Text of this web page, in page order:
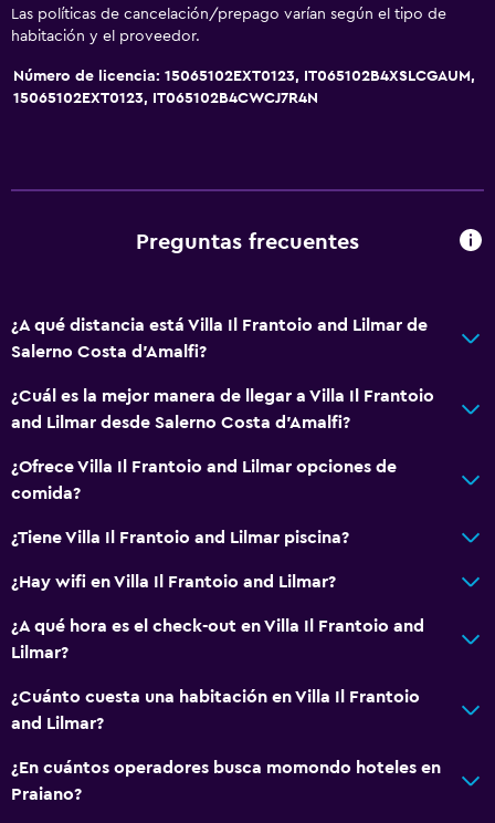
Las políticas de cancelación/prepago varían según el tipo de
habitación y el proveedor.
Número de licencia: 15065102EXT0123, IT065102B4XSLCGAUM,
15065102EXT0123, IT065102B4CWCJ7R4N
Preguntas frecuentes
¿A qué distancia está Villa Il Frantoio and Lilmar de
Salerno Costa d'Amalfi?
¿Cuál es la mejor manera de llegar a Villa Il Frantoio
and Lilmar desde Salerno Costa d'Amalfi?
¿Ofrece Villa Il Frantoio and Lilmar opciones de
comida?
¿Tiene Villa Il Frantoio and Lilmar piscina?
¿Hay wifi en Villa Il Frantoio and Lilmar?
¿A qué hora es el check-out en Villa Il Frantoio and
Lilmar?
¿Cuánto cuesta una habitación en Villa Il Frantoio
and Lilmar?
¿En cuántos operadores busca momondo hoteles en
Praiano?